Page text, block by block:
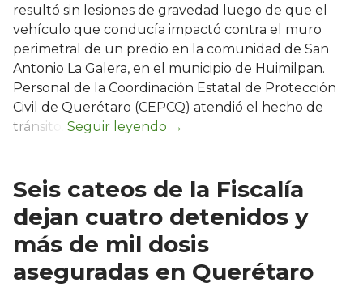
resultó sin lesiones de gravedad luego de que el
vehículo que conducía impactó contra el muro
perimetral de un predio en la comunidad de San
Antonio La Galera, en el municipio de Huimilpan.
Personal de la Coordinación Estatal de Protección
Civil de Querétaro (CEPCQ) atendió el hecho de
tránsito.
Seis cateos de la Fiscalía
dejan cuatro detenidos y
más de mil dosis
aseguradas en Querétaro